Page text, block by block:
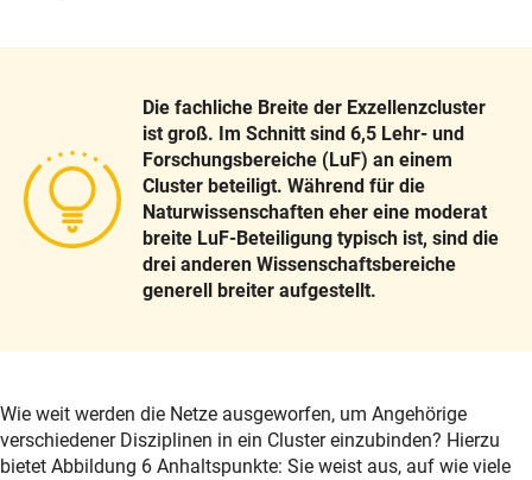
Die fachliche Breite der Exzellenzcluster
ist groß. Im Schnitt sind 6,5 Lehr- und
Forschungsbereiche (LuF) an einem
Cluster beteiligt. Während für die
Naturwissenschaften eher eine moderat
breite LuF-Beteiligung typisch ist, sind die
drei anderen Wissenschaftsbereiche
generell breiter aufgestellt.
Wie weit werden die Netze ausgeworfen, um Angehörige
verschiedener Disziplinen in ein Cluster einzubinden? Hierzu
bietet Abbildung 6 Anhaltspunkte: Sie weist aus, auf wie viele